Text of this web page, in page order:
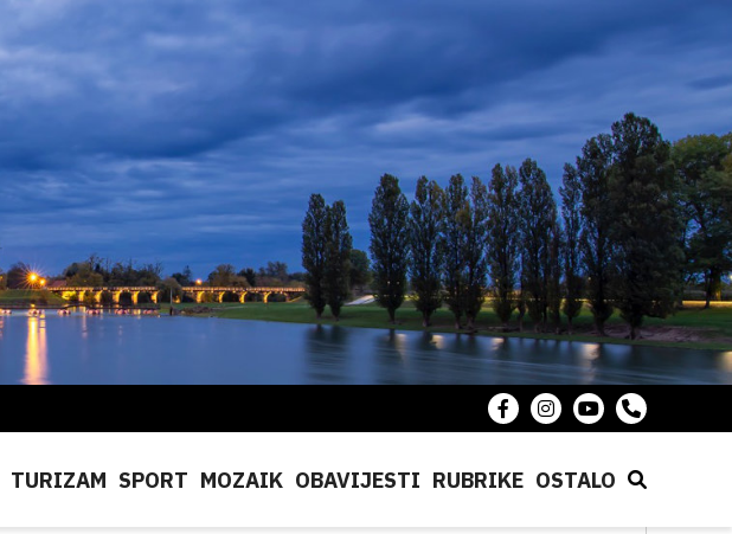
TURIZAM SPORT MOZAIK OBAVIJESTI RUBRIKE OSTALO